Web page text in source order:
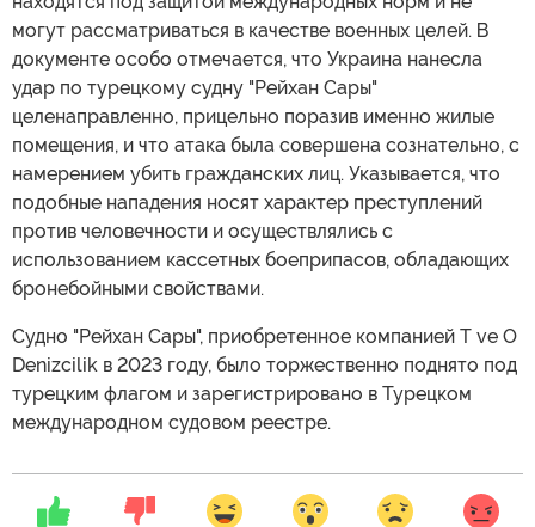
могут рассматриваться в качестве военных целей. В
документе особо отмечается, что Украина нанесла
удар по турецкому судну "Рейхан Сары"
целенаправленно, прицельно поразив именно жилые
помещения, и что атака была совершена сознательно, с
намерением убить гражданских лиц. Указывается, что
подобные нападения носят характер преступлений
против человечности и осуществлялись с
использованием кассетных боеприпасов, обладающих
бронебойными свойствами.
Судно "Рейхан Сары", приобретенное компанией T ve O
Denizcilik в 2023 году, было торжественно поднято под
турецким флагом и зарегистрировано в Турецком
международном судовом реестре.